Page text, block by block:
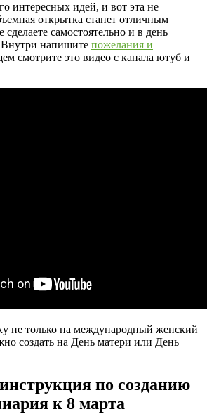
интересных идей, и вот эта не
открытка станет отличным
сделаете самостоятельно и в день
Внутри напишите пожелания и
смотрите это видео с канала ютуб и
не только на международный женский
создать на День матери или День
по созданию
к 8 марта